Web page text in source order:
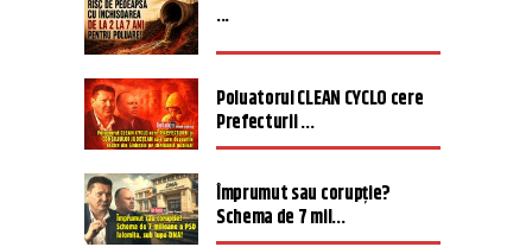
...
Poluatorul CLEAN CYCLO cere
Prefecturii ...
Împrumut sau corupție?
Schema de 7 mil...